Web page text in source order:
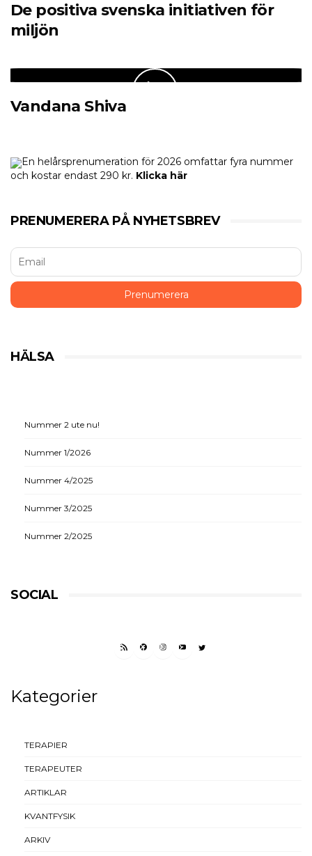
De positiva svenska initiativen för
miljön
Vandana Shiva
En helårsprenumeration för 2026 omfattar fyra nummer
och kostar endast 290 kr. Klicka här
PRENUMERERA PÅ NYHETSBREV
HÄLSA
Nummer 2 ute nu!
Nummer 1/2026
Nummer 4/2025
Nummer 3/2025
Nummer 2/2025
SOCIAL
RSS FEEDFACEBOOK
INSTAGRAM
YOUTUBETWITTER
Kategorier
TERAPIER
TERAPEUTER
ARTIKLAR
KVANTFYSIK
ARKIV